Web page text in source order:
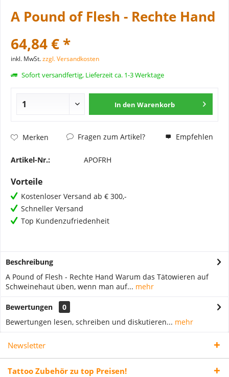
A Pound of Flesh - Rechte Hand
64,84 € *
inkl. MwSt.zzgl. Versandkosten
Sofort versandfertig, Lieferzeit ca. 1-3 Werktage
In den Warenkorb
Merken Fragen zum Artikel? Empfehlen
Artikel-Nr.: APOFRH
Vorteile
Kostenloser Versand ab € 300,-
Schneller Versand
Top Kundenzufriedenheit
Beschreibung
A Pound of Flesh - Rechte Hand Warum das Tätowieren auf
Schweinehaut üben, wenn man auf... mehr
Bewertungen
0
Bewertungen lesen, schreiben und diskutieren... mehr
Newsletter
Tattoo Zubehör zu top Preisen!